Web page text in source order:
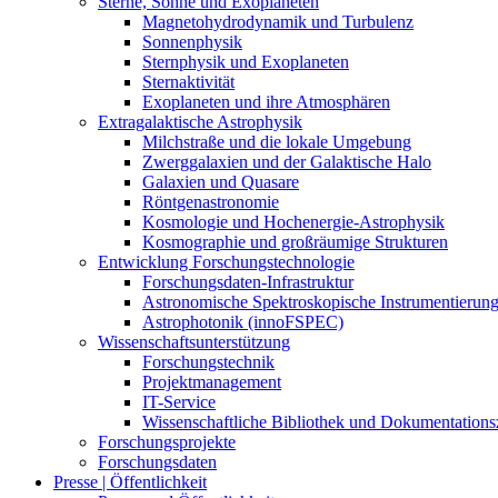
Magnetohydrodynamik und Turbulenz
Sonnenphysik
Sternphysik und Exoplaneten
Sternaktivität
Exoplaneten und ihre Atmosphären
Extragalaktische Astrophysik
Milchstraße und die lokale Umgebung
Zwerggalaxien und der Galaktische Halo
Galaxien und Quasare
Röntgenastronomie
Kosmologie und Hochenergie-Astrophysik
Kosmographie und großräumige Strukturen
Entwicklung Forschungstechnologie
Forschungsdaten-Infrastruktur
Astronomische Spektroskopische Instrumentierung
Astrophotonik (innoFSPEC)
Wissenschaftsunterstützung
Forschungstechnik
Projektmanagement
IT-Service
Wissenschaftliche Bibliothek und
Forschungsprojekte
Forschungsdaten
Presse | Öffentlichkeit